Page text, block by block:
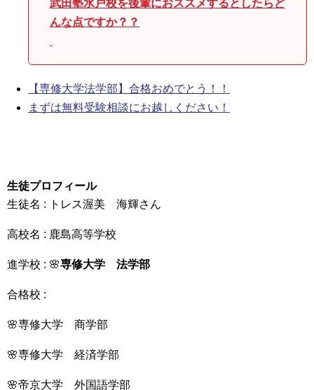
武田塾水戸校を後輩におススメするとしたらど
んな点ですか？？
【専修大学法学部】合格おめでとう！！
まずは無料受験相談にお越しください！
生徒プロフィール
生徒名 : トレス渥美 海輝さん
高校名 : 鹿島高等学校
進学校 : 🌸専修大学 法学部
合格校 :
🌸専修大学 商学部
🌸専修大学 経済学部
🌸帝京大学 外国語学部